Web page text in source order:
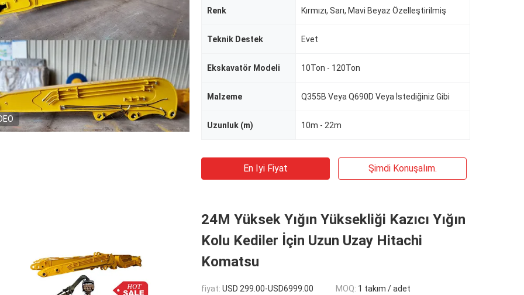
Renk Kırmızı, Sarı, Mavi Beyaz Özelleştirilmiş
Teknik Destek Evet
Ekskavatör Modeli 10Ton - 120Ton
Malzeme Q355B Veya Q690D Veya İstediğiniz Gibi
Uzunluk (m) 10m - 22m
En Iyi Fiyat Şimdi Konuşalım.
24M Yüksek Yığın Yüksekliği Kazıcı Yığın
Kolu Kediler İçin Uzun Uzay Hitachi
Komatsu
fiyat: USD 299.00-USD6999.00 MOQ: 1 takım / adet